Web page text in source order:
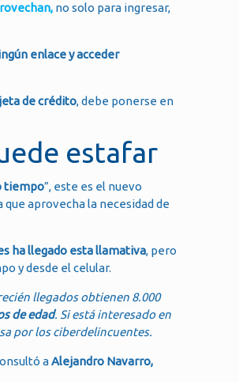
no solo para ingresar,
enlace y acceder
de crédito, debe ponerse en
estafar
tiempo”, este es el nuevo
aprovecha la necesidad de
ha llegado esta llamativa, pero
y desde el celular.
llegados obtienen 8.000
de edad. Si está interesado en
por los ciberdelincuentes.
aAlejandro Navarro,